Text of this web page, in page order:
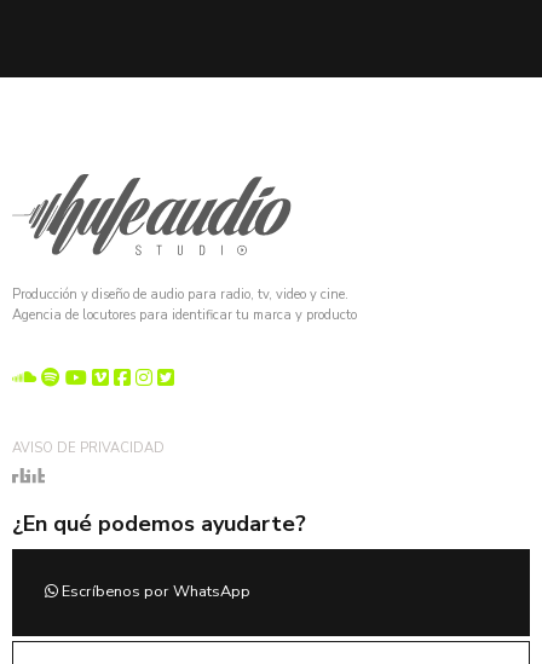
Producción y diseño de audio para radio, tv, video y cine.
Agencia de locutores para identificar tu marca y producto
AVISO DE PRIVACIDAD
¿En qué podemos ayudarte?
Escríbenos por WhatsApp